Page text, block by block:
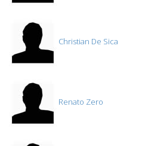
Christian De Sica
Renato Zero